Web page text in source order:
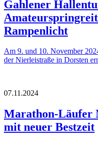
Gahlener
Rampenlicht
Am 9. und 10. November
der Nierleistraße in Dorsten
07.11.2024
Marathon-Läufer
mit neuer Bestzeit